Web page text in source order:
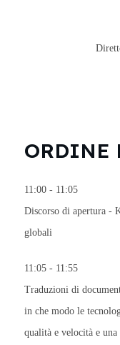
ORDINE
11:00 - 11:05
Discorso di apertura -
globali
11:05 - 11:55
Traduzioni di
in che modo le
qualità e velocità e